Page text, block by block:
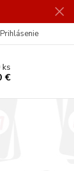
Prihlásenie
ks
€